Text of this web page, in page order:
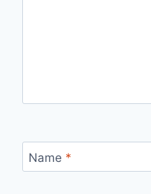
Name *